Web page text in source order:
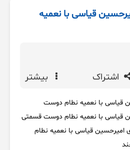
قیاسی با نعمیه
اشتراک بیشتر
قیاسی با نعمیه نطام دوست
قیاسی با نعمیه نطام دوست قسمتی
امیرحسین قیاسی با نعمیه نطام